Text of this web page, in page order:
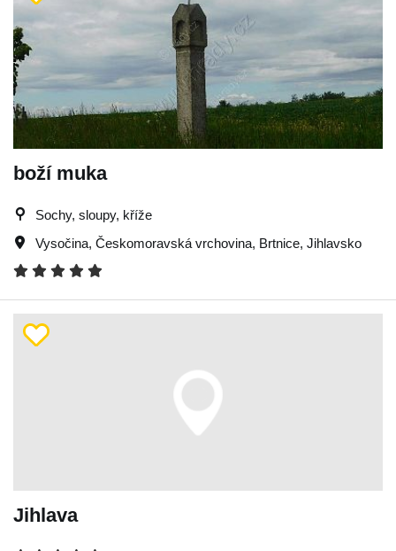
boží muka
Sochy, sloupy, kříže
Vysočina, Českomoravská vrchovina, Brtnice, Jihlavsko
Jihlava